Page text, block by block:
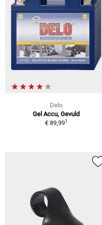
Delo
Gel Accu, Gevuld
€ 89,991